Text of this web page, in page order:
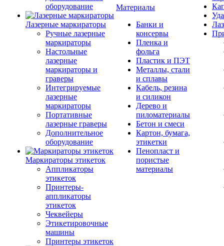
оборудование
Лазерные маркираторы
Ручные лазерные
маркираторы
Настольные
лазерные
маркираторы и
граверы
Интегрируемые
лазерные
маркираторы
Портативные
лазерные граверы
Дополнительное
оборудование
Маркираторы этикеток
Аппликаторы
этикеток
Принтеры-
аппликаторы
этикеток
Чеквейеры
Этикетировочные
машины
Принтеры этикеток
Материалы
Банки и
консервы
Пленка и
фольга
Пластик и ПЭТ
Металлы, стали
и сплавы
Кабель, резина
и силикон
Дерево и
пиломатериалы
Бетон и смеси
Картон, бумага,
этикетки
Пенопласт и
пористые
материалы